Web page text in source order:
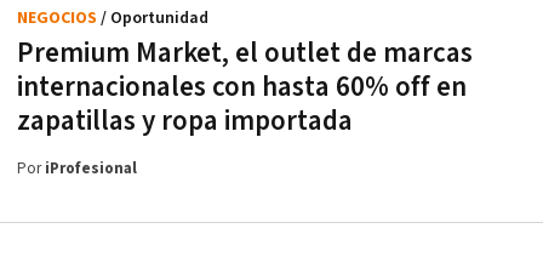
Premium Market, el outlet de marcas
internacionales con hasta 60% off en
zapatillas y ropa importada
NEGOCIOS / Oportunidad
PoriProfesional